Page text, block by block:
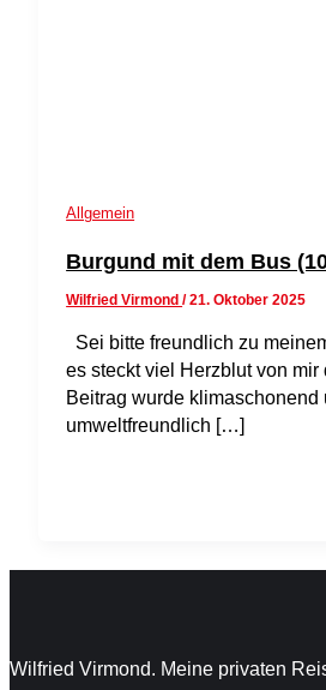
Allgemein
Burgund mit dem Bus
Wilfried Virmond/21. Oktober 2025
Sei bitte freundlich zu
es steckt viel Herzblut von mir
Beitrag wurde klimaschonend
umweltfreundlich […]
Wilfried Virmond. Meine privaten